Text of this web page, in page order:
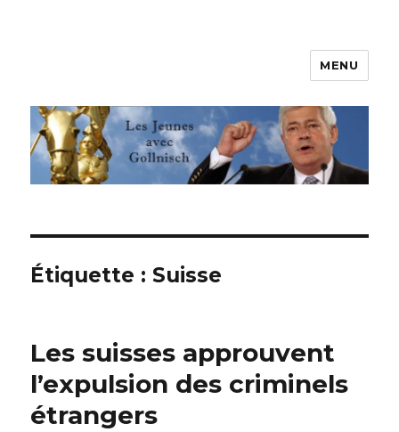
Les jeunes avec Gollnisch
MENU
Étiquette : Suisse
Les suisses approuvent
l’expulsion des criminels
étrangers